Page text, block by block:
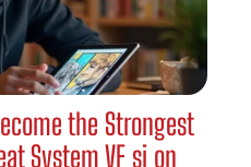
the Strongest
System VF si on